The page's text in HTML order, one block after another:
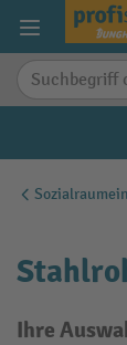
springen
Ihre